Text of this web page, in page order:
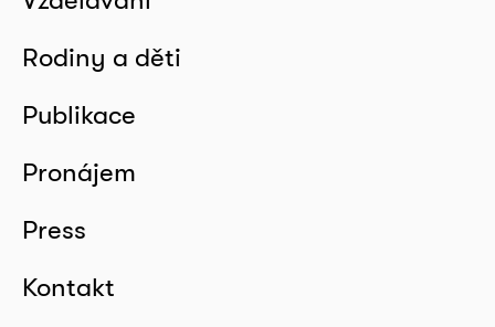
Rodiny a děti
Publikace
Pronájem
Press
Kontakt